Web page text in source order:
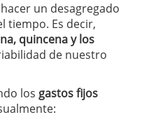
un desagregado
tiempo. Es decir,
quincena y los
de nuestro
los gastos fijos